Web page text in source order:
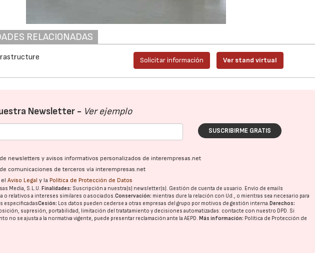
RELACIONADAS
Solicitar información Ver stand virtual
Newsletter - Ver ejemplo
SUSCRIBIRME GRATIS
newsletters y avisos informativos personalizados de interempresas.net
comunicaciones de terceros vía interempresas.net
elAviso Legal y la Política de Protección de Datos
Media, S.L.U.Finalidades: Suscripción a nuestra(s) newsletter(s). Gestión de cuenta de usuario. Envío de emails
o relativos a intereses similares o asociados.Conservación: mientras dure la relación con Ud., o mientras sea necesario para
especificadasCesión: Los datos pueden cederse a otras empresas del grupo por motivos de gestión interna.Derechos:
supresión, portabilidad, limitación del tratatamiento y decisiones automatizadas: contacte con nuestro DPD. Si
no se ajusta a la normativa vigente, puede presentar reclamación ante laAEPD.Más información: Política de Protección de